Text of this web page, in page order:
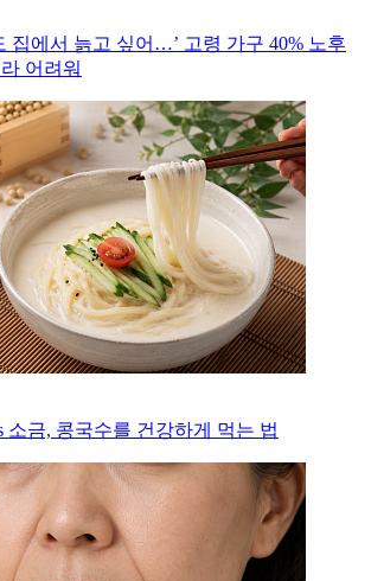
집에서 늙고 싶어…’ 고령 가구 40% 노후
어려워
소금, 콩국수를 건강하게 먹는 법